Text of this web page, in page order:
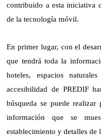
contribuido a esta iniciativa
de la tecnología móvil.
En primer lugar, con el
que tendrá toda la
hoteles, espacios
accesibilidad de PREDIF
búsqueda se puede
información que se
establecimiento y detalles de